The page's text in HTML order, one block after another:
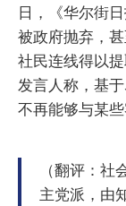
日，《华尔街
被政府抛弃，
社民连线得以
发言人称，基
不再能够与某些
（翻评：
主党派，由